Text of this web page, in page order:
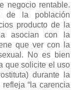
negocio rentable.
de la población
producto de la
asocian con la
que ver con la
No es bien
que solicite el uso
durante la
“la carencia